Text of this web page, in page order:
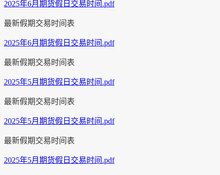
2025年6月期货假日交易时间.pdf
最新假期交易时间表
2025年6月期货假日交易时间.pdf
最新假期交易时间表
2025年5月期货假日交易时间.pdf
最新假期交易时间表
2025年5月期货假日交易时间.pdf
最新假期交易时间表
2025年5月期货假日交易时间.pdf